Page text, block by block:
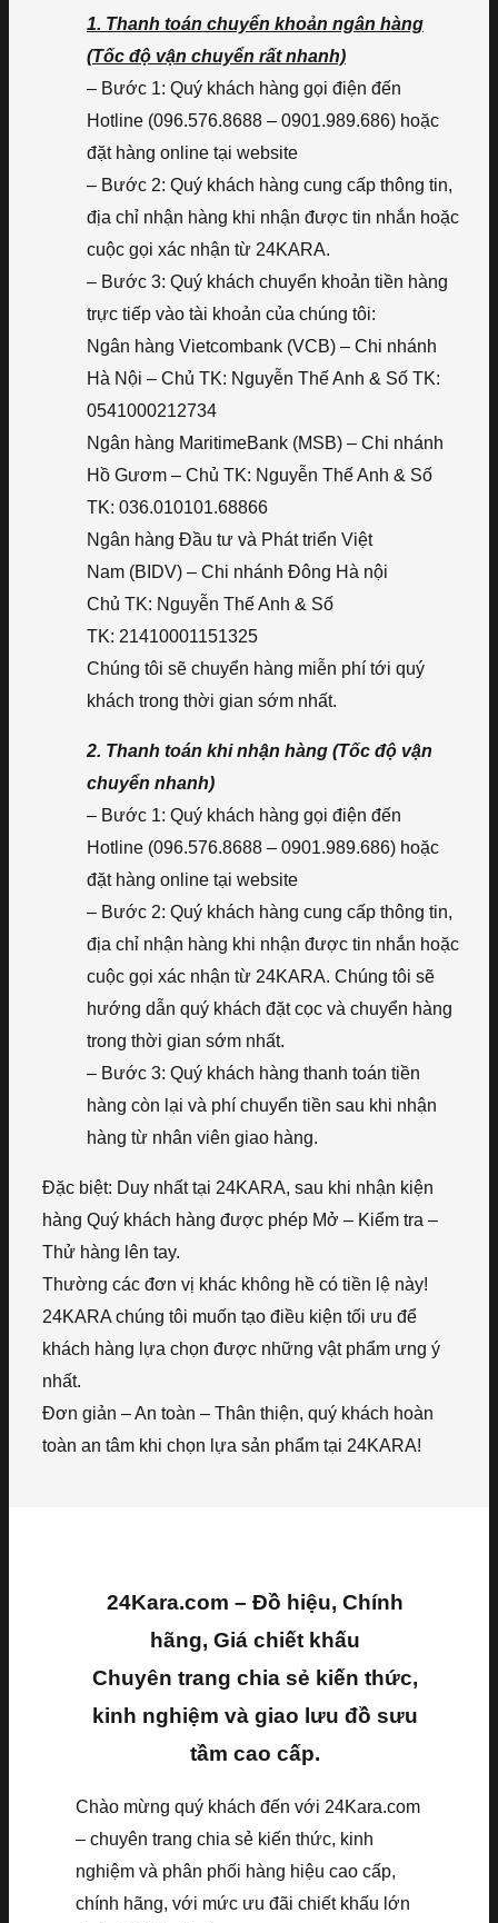
1. Thanh toán chuyển khoản ngân hàng
(Tốc độ vận chuyển rất nhanh)
– Bước 1: Quý khách hàng gọi điện đến
Hotline (096.576.8688 – 0901.989.686) hoặc
đặt hàng online tại website
– Bước 2: Quý khách hàng cung cấp thông tin,
địa chỉ nhận hàng khi nhận được tin nhắn hoặc
cuộc gọi xác nhận từ 24KARA.
– Bước 3: Quý khách chuyển khoản tiền hàng
trực tiếp vào tài khoản của chúng tôi:
Ngân hàng Vietcombank (VCB) – Chi nhánh
Hà Nội – Chủ TK: Nguyễn Thế Anh & Số TK:
0541000212734
Ngân hàng MaritimeBank (MSB) – Chi nhánh
Hồ Gươm – Chủ TK: Nguyễn Thế Anh & Số
TK: 036.010101.68866
Ngân hàng Đầu tư và Phát triển Việt
Nam (BIDV) – Chi nhánh Đông Hà nội
Chủ TK: Nguyễn Thế Anh & Số
TK: 21410001151325
Chúng tôi sẽ chuyển hàng miễn phí tới quý
khách trong thời gian sớm nhất.
2. Thanh toán khi nhận hàng (Tốc độ vận
chuyển nhanh)
– Bước 1: Quý khách hàng gọi điện đến
Hotline (096.576.8688 – 0901.989.686) hoặc
đặt hàng online tại website
– Bước 2: Quý khách hàng cung cấp thông tin,
địa chỉ nhận hàng khi nhận được tin nhắn hoặc
cuộc gọi xác nhận từ 24KARA. Chúng tôi sẽ
hướng dẫn quý khách đặt cọc và chuyển hàng
trong thời gian sớm nhất.
– Bước 3: Quý khách hàng thanh toán tiền
hàng còn lại và phí chuyển tiền sau khi nhận
hàng từ nhân viên giao hàng.
Đặc biệt: Duy nhất tại 24KARA, sau khi nhận kiện
hàng Quý khách hàng được phép Mở – Kiểm tra –
Thử hàng lên tay.
Thường các đơn vị khác không hề có tiền lệ này!
24KARA chúng tôi muốn tạo điều kiện tối ưu để
khách hàng lựa chọn được những vật phẩm ưng ý
nhất.
Đơn giản – An toàn – Thân thiện, quý khách hoàn
toàn an tâm khi chọn lựa sản phẩm tại 24KARA!
24Kara.com – Đồ hiệu, Chính
hãng, Giá chiết khấu
Chuyên trang chia sẻ kiến thức,
kinh nghiệm và giao lưu đồ sưu
tầm cao cấp.
Chào mừng quý khách đến với 24Kara.com
– chuyên trang chia sẻ kiến thức, kinh
nghiệm và phân phối hàng hiệu cao cấp,
chính hãng, với mức ưu đãi chiết khấu lớn